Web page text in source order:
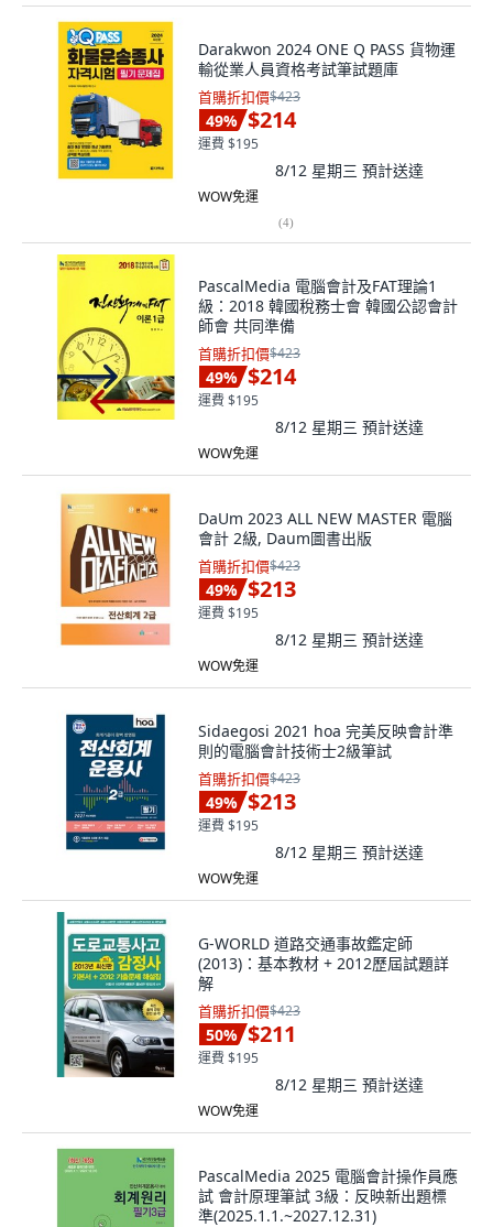
Darakwon 2024 ONE Q PASS 貨物運
輸從業人員資格考試筆試題庫
首購折扣價$423
49% $214
運費 $195
8/12 星期三 預計送達
WOW免運
(4)
PascalMedia 電腦會計及FAT理論1
級：2018 韓國稅務士會 韓國公認會計
師會 共同準備
首購折扣價$423
49% $214
運費 $195
8/12 星期三 預計送達
WOW免運
DaUm 2023 ALL NEW MASTER 電腦
會計 2級, Daum圖書出版
首購折扣價$423
49% $213
運費 $195
8/12 星期三 預計送達
WOW免運
Sidaegosi 2021 hoa 完美反映會計準
則的電腦會計技術士2級筆試
首購折扣價$423
49% $213
運費 $195
8/12 星期三 預計送達
WOW免運
G-WORLD 道路交通事故鑑定師
(2013)：基本教材 + 2012歷屆試題詳
解
首購折扣價$423
50% $211
運費 $195
8/12 星期三 預計送達
WOW免運
PascalMedia 2025 電腦會計操作員應
試 會計原理筆試 3級：反映新出題標
準(2025.1.1.~2027.12.31)